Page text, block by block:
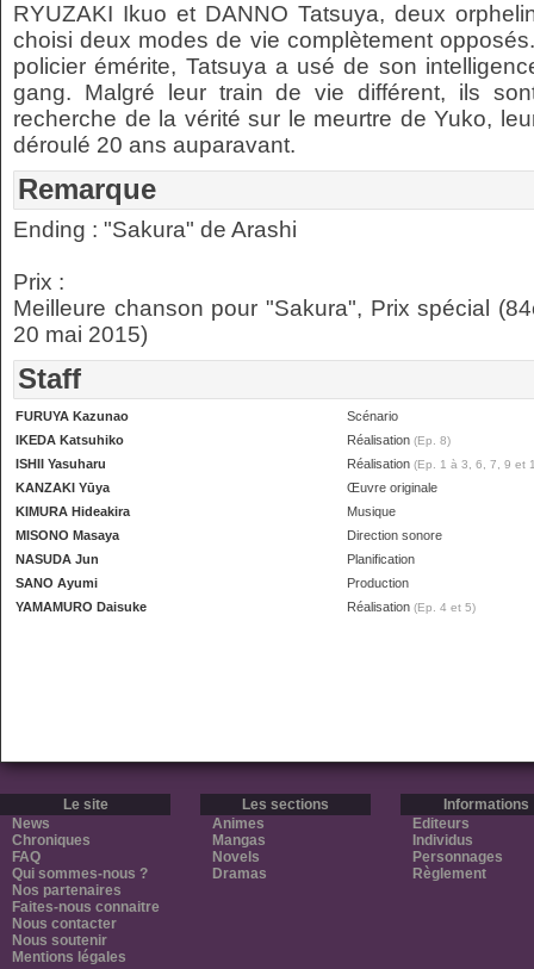
RYUZAKI Ikuo et DANNO Tatsuya, deux
choisi deux modes de vie complètement
policier émérite, Tatsuya a usé de son
gang. Malgré leur train de vie différent, ils
recherche de la vérité sur le meurtre de Yuko,
déroulé 20 ans auparavant.
Remarque
Ending : "Sakura" de Arashi
Prix :
Meilleure chanson pour "Sakura", Prix spécial
20 mai 2015)
Staff
FURUYA Kazunao
Scénario
IKEDA Katsuhiko
Réalisation (Ep. 8)
ISHII Yasuharu Réalisation (Ep. 1 à 3, 6, 7, 9 et
KANZAKI Yūya
Œuvre originale
KIMURA Hideakira
Musique
MISONO Masaya
Direction sonore
NASUDA Jun
Planification
SANO Ayumi
Production
YAMAMURO Daisuke
Réalisation (Ep. 4 et 5)
Le site
News
Chroniques
FAQ
Qui sommes-nous ?
Nos partenaires
Faites-nous connaitre
Nous contacter
Nous soutenir
Mentions légales
Les sections
Animes
Mangas
Novels
Dramas
Informations
Editeurs
Individus
Personnages
Règlement